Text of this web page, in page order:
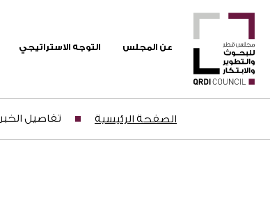
عن المجلس التوجه الاستراتيجي
الصفحة الرئيسية تفاصيل الخبر